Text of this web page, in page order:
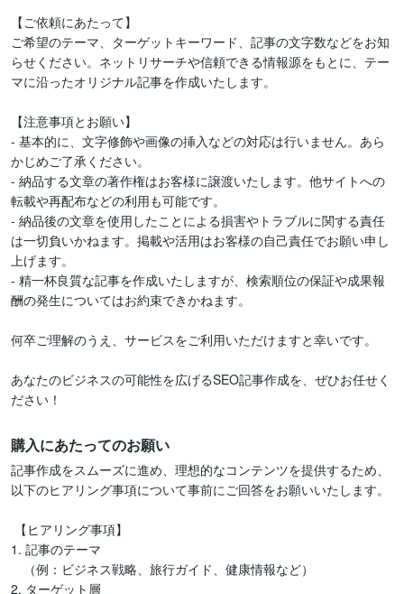
【ご依頼にあたって】
ご希望のテーマ、ターゲットキーワード、記事の文字数などをお知
らせください。ネットリサーチや信頼できる情報源をもとに、テー
マに沿ったオリジナル記事を作成いたします。
【注意事項とお願い】
- 基本的に、文字修飾や画像の挿入などの対応は行いません。あら
かじめご了承ください。
- 納品する文章の著作権はお客様に譲渡いたします。他サイトへの
転載や再配布などの利用も可能です。
- 納品後の文章を使用したことによる損害やトラブルに関する責任
は一切負いかねます。掲載や活用はお客様の自己責任でお願い申し
上げます。
- 精一杯良質な記事を作成いたしますが、検索順位の保証や成果報
酬の発生についてはお約束できかねます。
何卒ご理解のうえ、サービスをご利用いただけますと幸いです。
あなたのビジネスの可能性を広げるSEO記事作成を、ぜひお任せく
ださい！
購入にあたってのお願い
記事作成をスムーズに進め、理想的なコンテンツを提供するため、
以下のヒアリング事項について事前にご回答をお願いいたします。
1. 記事のテーマ
（例：ビジネス戦略、旅行ガイド、健康情報など）
2. ターゲット層